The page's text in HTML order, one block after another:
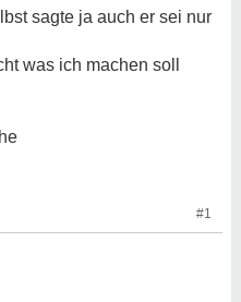
sagte ja auch er sei nur
was ich machen soll
#1